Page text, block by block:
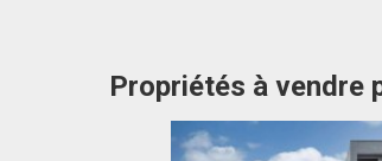
Propriétés à vendre